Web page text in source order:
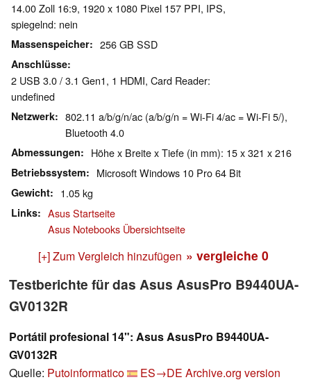
14.00 Zoll 16:9, 1920 x 1080 Pixel 157 PPI, IPS,
spiegelnd: nein
Massenspeicher 256 GB SSD
Anschlüsse
2 USB 3.0 / 3.1 Gen1, 1 HDMI, Card Reader:
undefined
Netzwerk
802.11 a/b/g/n/ac (a/b/g/n = Wi-Fi 4/ac = Wi-Fi 5/),
Bluetooth 4.0
Abmessungen Höhe x Breite x Tiefe (in mm): 15 x 321 x 216
Betriebssystem Microsoft Windows 10 Pro 64 Bit
Gewicht 1.05 kg
Links
Asus Startseite
Asus Notebooks Übersichtseite
[+] Zum Vergleich hinzufügen » vergleiche 0
Testberichte für das Asus AsusPro B9440UA-
GV0132R
Portátil profesional 14": Asus AsusPro B9440UA-
GV0132R
Quelle: Putoinformatico ES→DE Archive.org version